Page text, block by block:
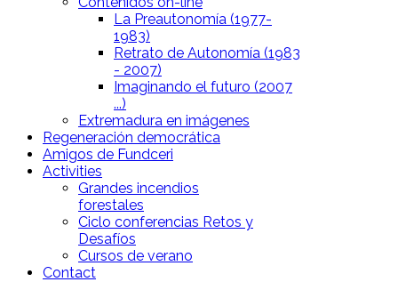
La Preautonomía (1977-
1983)
Retrato de Autonomía (1983
- 2007)
Imaginando el futuro (2007
...)
Extremadura en imágenes
Regeneración democrática
Amigos de Fundceri
Activities
Grandes incendios
forestales
Ciclo conferencias Retos y
Desafíos
Cursos de verano
Contact